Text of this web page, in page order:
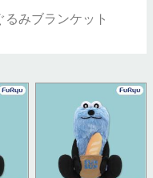
るみブランケット